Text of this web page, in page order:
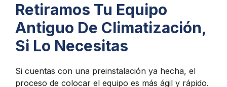
Retiramos Tu Equipo
Antiguo De Climatización,
Si Lo Necesitas
Si cuentas con una preinstalación ya hecha, el
proceso de colocar el equipo es más ágil y rápido.